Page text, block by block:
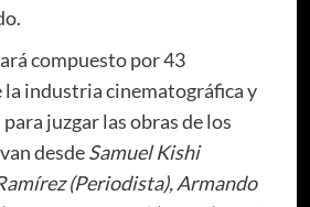
compuesto por 43
la industria cinematográfica y
juzgar las obras de los
desdeSamuel Kishi
(Periodista), Armando